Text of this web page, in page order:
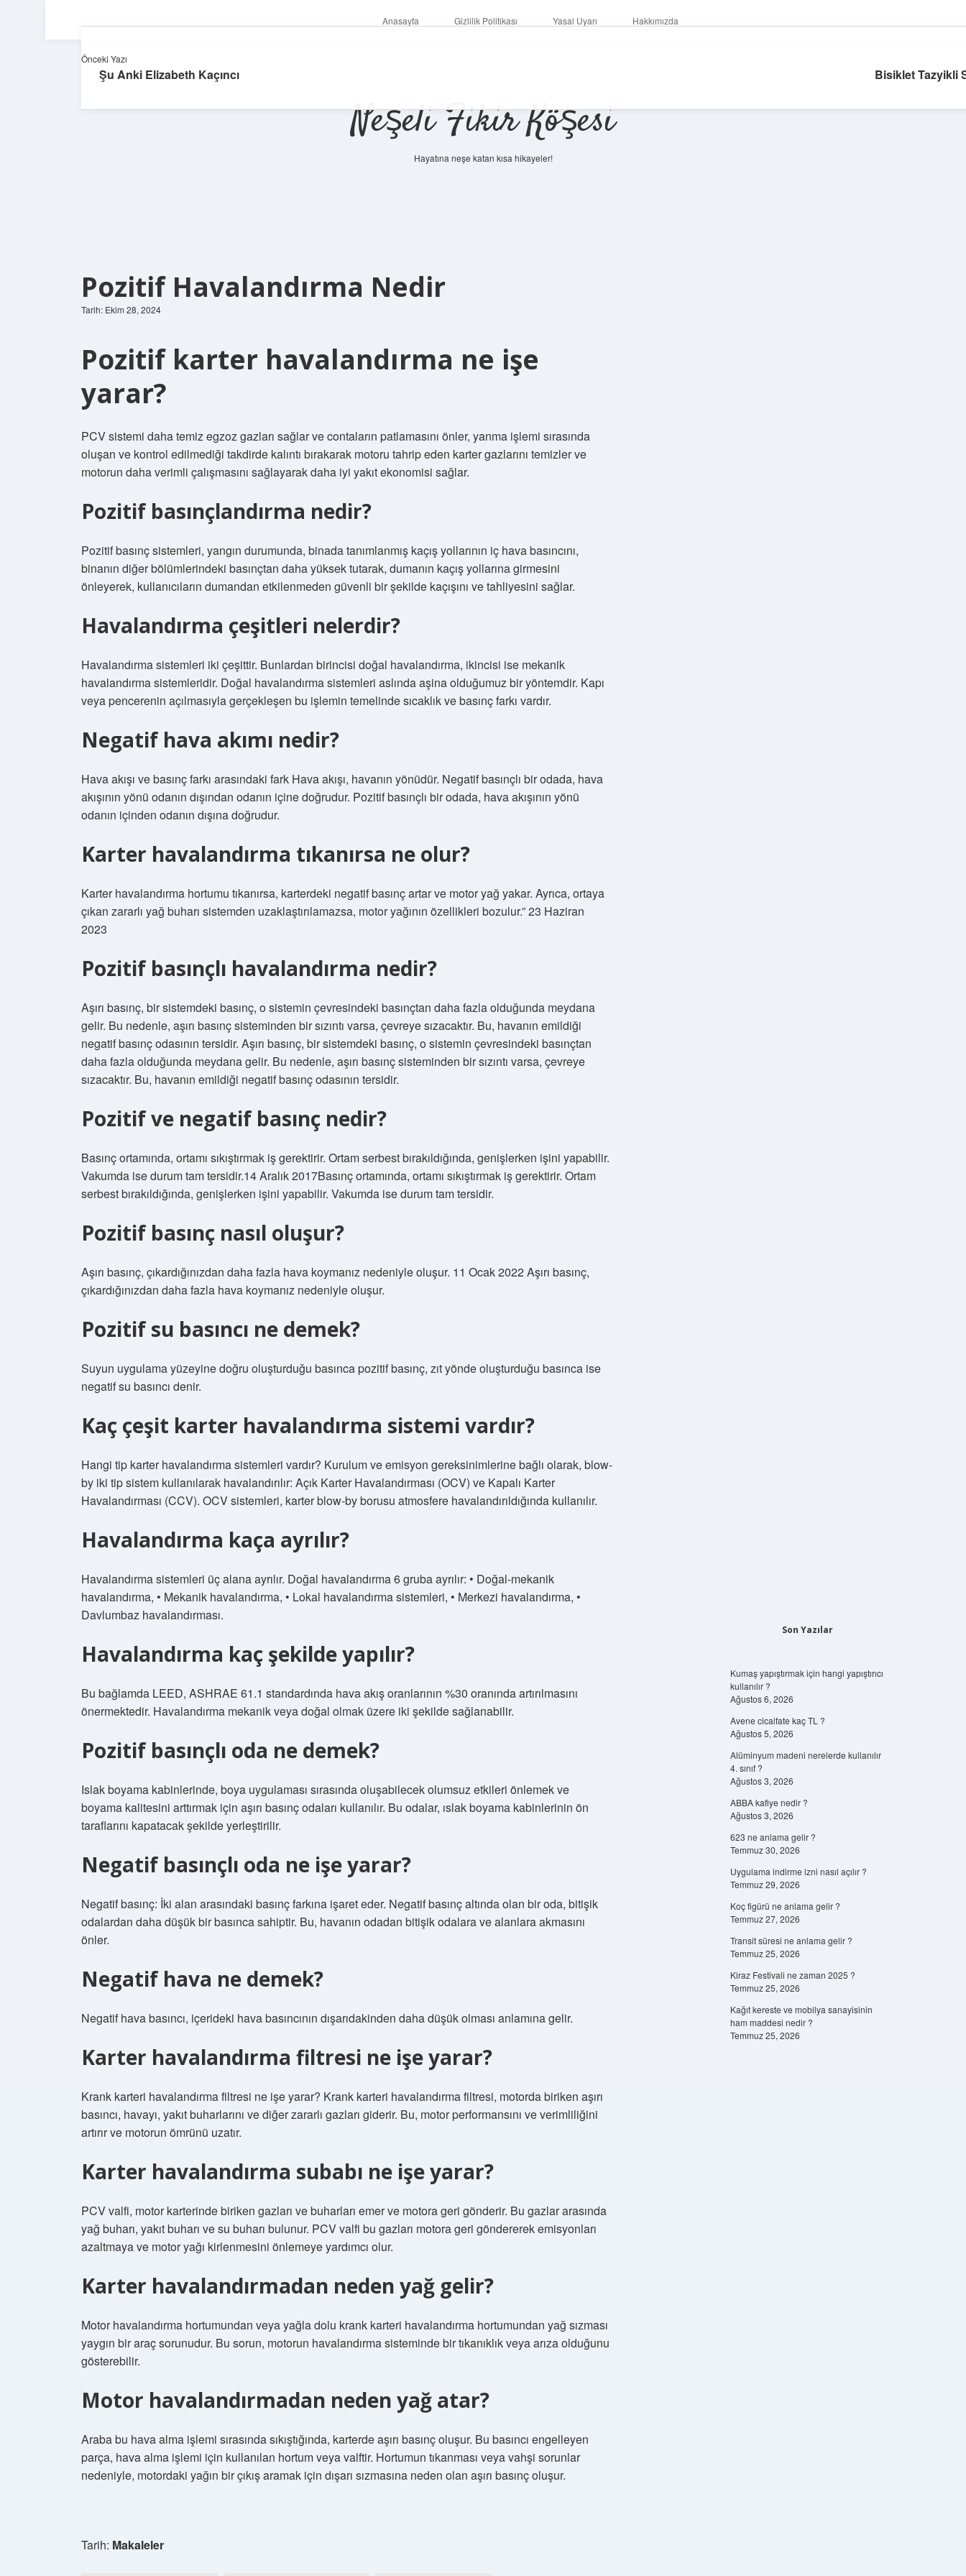
Anasayfa Gizlilik Politikası Yasal Uyarı Hakkımızda
Neşeli Fikir Köşesi
Hayatına neşe katan kısa hikayeler!
Pozitif Havalandırma Nedir
Tarih: Ekim 28, 2024
Pozitif karter havalandırma ne işe
yarar?
PCV sistemi daha temiz egzoz gazları sağlar ve contaların patlamasını önler, yanma işlemi sırasında
oluşan ve kontrol edilmediği takdirde kalıntı bırakarak motoru tahrip eden karter gazlarını temizler ve
motorun daha verimli çalışmasını sağlayarak daha iyi yakıt ekonomisi sağlar.
Pozitif basınçlandırma nedir?
Pozitif basınç sistemleri, yangın durumunda, binada tanımlanmış kaçış yollarının iç hava basıncını,
binanın diğer bölümlerindeki basınçtan daha yüksek tutarak, dumanın kaçış yollarına girmesini
önleyerek, kullanıcıların dumandan etkilenmeden güvenli bir şekilde kaçışını ve tahliyesini sağlar.
Havalandırma çeşitleri nelerdir?
Havalandırma sistemleri iki çeşittir. Bunlardan birincisi doğal havalandırma, ikincisi ise mekanik
havalandırma sistemleridir. Doğal havalandırma sistemleri aslında aşina olduğumuz bir yöntemdir. Kapı
veya pencerenin açılmasıyla gerçekleşen bu işlemin temelinde sıcaklık ve basınç farkı vardır.
Negatif hava akımı nedir?
Hava akışı ve basınç farkı arasındaki fark Hava akışı, havanın yönüdür. Negatif basınçlı bir odada, hava
akışının yönü odanın dışından odanın içine doğrudur. Pozitif basınçlı bir odada, hava akışının yönü
odanın içinden odanın dışına doğrudur.
Karter havalandırma tıkanırsa ne olur?
Karter havalandırma hortumu tıkanırsa, karterdeki negatif basınç artar ve motor yağ yakar. Ayrıca, ortaya
çıkan zararlı yağ buharı sistemden uzaklaştırılamazsa, motor yağının özellikleri bozulur.” 23 Haziran
2023
Pozitif basınçlı havalandırma nedir?
Aşırı basınç, bir sistemdeki basınç, o sistemin çevresindeki basınçtan daha fazla olduğunda meydana
gelir. Bu nedenle, aşırı basınç sisteminden bir sızıntı varsa, çevreye sızacaktır. Bu, havanın emildiği
negatif basınç odasının tersidir. Aşırı basınç, bir sistemdeki basınç, o sistemin çevresindeki basınçtan
daha fazla olduğunda meydana gelir. Bu nedenle, aşırı basınç sisteminden bir sızıntı varsa, çevreye
sızacaktır. Bu, havanın emildiği negatif basınç odasının tersidir.
Pozitif ve negatif basınç nedir?
Basınç ortamında, ortamı sıkıştırmak iş gerektirir. Ortam serbest bırakıldığında, genişlerken işini yapabilir.
Vakumda ise durum tam tersidir.14 Aralık 2017Basınç ortamında, ortamı sıkıştırmak iş gerektirir. Ortam
serbest bırakıldığında, genişlerken işini yapabilir. Vakumda ise durum tam tersidir.
Pozitif basınç nasıl oluşur?
Aşırı basınç, çıkardığınızdan daha fazla hava koymanız nedeniyle oluşur. 11 Ocak 2022 Aşırı basınç,
çıkardığınızdan daha fazla hava koymanız nedeniyle oluşur.
Pozitif su basıncı ne demek?
Suyun uygulama yüzeyine doğru oluşturduğu basınca pozitif basınç, zıt yönde oluşturduğu basınca ise
negatif su basıncı denir.
Kaç çeşit karter havalandırma sistemi vardır?
Hangi tip karter havalandırma sistemleri vardır? Kurulum ve emisyon gereksinimlerine bağlı olarak, blow-
by iki tip sistem kullanılarak havalandırılır: Açık Karter Havalandırması (OCV) ve Kapalı Karter
Havalandırması (CCV). OCV sistemleri, karter blow-by borusu atmosfere havalandırıldığında kullanılır.
Havalandırma kaça ayrılır?
Havalandırma sistemleri üç alana ayrılır. Doğal havalandırma 6 gruba ayrılır: • Doğal-mekanik
havalandırma, • Mekanik havalandırma, • Lokal havalandırma sistemleri, • Merkezi havalandırma, •
Davlumbaz havalandırması.
Havalandırma kaç şekilde yapılır?
Bu bağlamda LEED, ASHRAE 61.1 standardında hava akış oranlarının %30 oranında artırılmasını
önermektedir. Havalandırma mekanik veya doğal olmak üzere iki şekilde sağlanabilir.
Pozitif basınçlı oda ne demek?
Islak boyama kabinlerinde, boya uygulaması sırasında oluşabilecek olumsuz etkileri önlemek ve
boyama kalitesini arttırmak için aşırı basınç odaları kullanılır. Bu odalar, ıslak boyama kabinlerinin ön
taraflarını kapatacak şekilde yerleştirilir.
Negatif basınçlı oda ne işe yarar?
Negatif basınç: İki alan arasındaki basınç farkına işaret eder. Negatif basınç altında olan bir oda, bitişik
odalardan daha düşük bir basınca sahiptir. Bu, havanın odadan bitişik odalara ve alanlara akmasını
önler.
Negatif hava ne demek?
Negatif hava basıncı, içerideki hava basıncının dışarıdakinden daha düşük olması anlamına gelir.
Karter havalandırma filtresi ne işe yarar?
Krank karteri havalandırma filtresi ne işe yarar? Krank karteri havalandırma filtresi, motorda biriken aşırı
basıncı, havayı, yakıt buharlarını ve diğer zararlı gazları giderir. Bu, motor performansını ve verimliliğini
artırır ve motorun ömrünü uzatır.
Karter havalandırma subabı ne işe yarar?
PCV valfi, motor karterinde biriken gazları ve buharları emer ve motora geri gönderir. Bu gazlar arasında
yağ buharı, yakıt buharı ve su buharı bulunur. PCV valfi bu gazları motora geri göndererek emisyonları
azaltmaya ve motor yağı kirlenmesini önlemeye yardımcı olur.
Karter havalandırmadan neden yağ gelir?
Motor havalandırma hortumundan veya yağla dolu krank karteri havalandırma hortumundan yağ sızması
yaygın bir araç sorunudur. Bu sorun, motorun havalandırma sisteminde bir tıkanıklık veya arıza olduğunu
gösterebilir.
Motor havalandırmadan neden yağ atar?
Araba bu hava alma işlemi sırasında sıkıştığında, karterde aşırı basınç oluşur. Bu basıncı engelleyen
parça, hava alma işlemi için kullanılan hortum veya valftir. Hortumun tıkanması veya vahşi sorunlar
nedeniyle, motordaki yağın bir çıkış aramak için dışarı sızmasına neden olan aşırı basınç oluşur.
Tarih: Makaleler
Önceki Yazı
Şu Anki Elizabeth Kaçıncı Bisiklet Tazyikli
Son Yazılar
Kumaş yapıştırmak için hangi yapıştırıcı
kullanılır ?
Ağustos 6, 2026
Avene cicalfate kaç TL ?
Ağustos 5, 2026
Alüminyum madeni nerelerde kullanılır
4. sınıf ?
Ağustos 3, 2026
ABBA kafiye nedir ?
Ağustos 3, 2026
623 ne anlama gelir ?
Temmuz 30, 2026
Uygulama indirme izni nasıl açılır ?
Temmuz 29, 2026
Koç figürü ne anlama gelir ?
Temmuz 27, 2026
Transit süresi ne anlama gelir ?
Temmuz 25, 2026
Kiraz Festivali ne zaman 2025 ?
Temmuz 25, 2026
Kağıt kereste ve mobilya sanayisinin
ham maddesi nedir ?
Temmuz 25, 2026